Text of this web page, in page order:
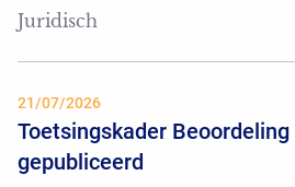
Juridisch
21/07/2026
Toetsingskader
gepubliceerd